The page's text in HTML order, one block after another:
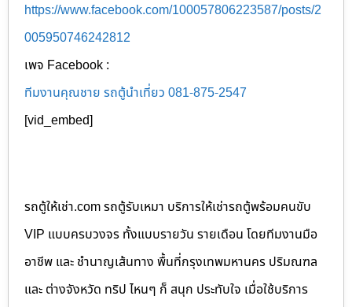
https://www.facebook.com/100057806223587/posts/2
005950746242812
เพจ Facebook :
ทีมงานคุณชาย รถตู้นำเที่ยว 081-875-2547
[vid_embed]
รถตู้ให้เช่า.com รถตู้รับเหมา บริการให้เช่ารถตู้พร้อมคนขับ
VIP แบบครบวงจร ทั้งแบบรายวัน รายเดือน โดยทีมงานมือ
อาชีพ และ ชำนาญเส้นทาง พื้นที่กรุงเทพมหานคร ปริมณฑล
และ ต่างจังหวัด ทริป ไหนๆ ก็ สนุก ประทับใจ เมื่อใช้บริการ